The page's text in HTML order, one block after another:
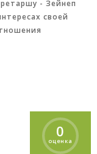
- Зейнеп
своей
0
оценка